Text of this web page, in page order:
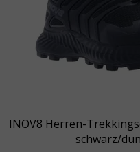
INOV8 Herren-
schwarz/